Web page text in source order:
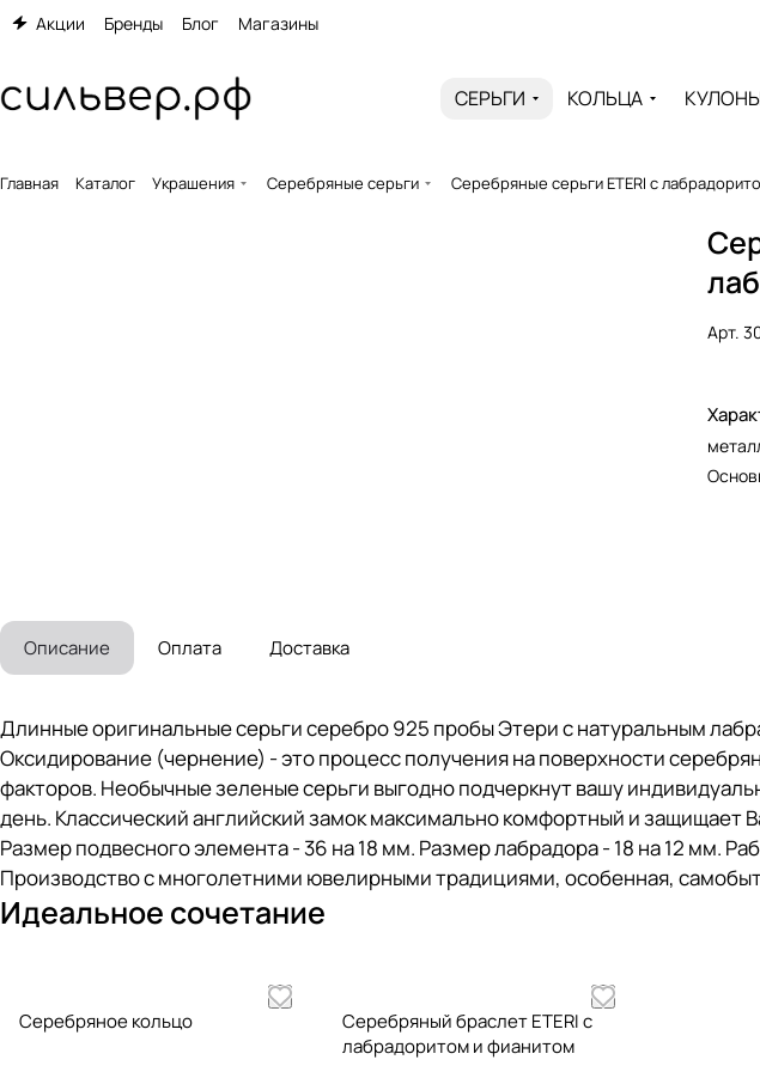
Акции Бренды Блог Магазины
СЕРЬГИ КОЛЬЦА
Главная Каталог Украшения Серебряные серьги Серебряные серьги ETERI с
Арт.
Описание Оплата Доставка
Длинные оригинальные серьги серебро 925 пробы Этери с натуральным
Оксидирование (чернение) - это процесс получения на поверхности
факторов. Необычные зеленые серьги выгодно подчеркнут вашу
день. Классический английский замок максимально комфортный и
Размер подвесного элемента - 36 на 18 мм. Размер лабрадора - 18 на 12 мм.
Производство с многолетними ювелирными традициями, особенная,
Идеальное сочетание
Серебряное кольцо
Серебряный браслет ETERI с
лабрадоритом и фианитом